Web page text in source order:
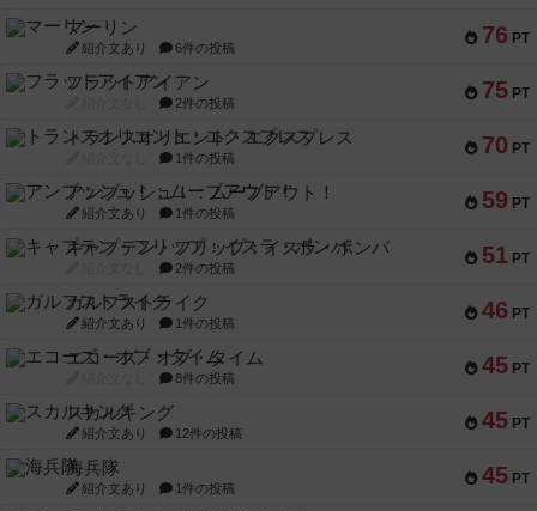
76 PT
マーリン
紹介文あり 6件の投稿
75 PT
フラットアイアン
2件の投稿
70 PT
トランスオリエント・エクスプレス
1件の投稿
59 PT
アンブッシュ！：ムーブアウト！
紹介文あり 1件の投稿
51 PT
キャプテン・フリップ：イスラ・ボンバ
2件の投稿
46 PT
ガルフストライク
紹介文あり 1件の投稿
45 PT
エコーズ・オブ・タイム
8件の投稿
45 PT
スカルキング
紹介文あり 12件の投稿
45 PT
海兵隊
紹介文あり 1件の投稿